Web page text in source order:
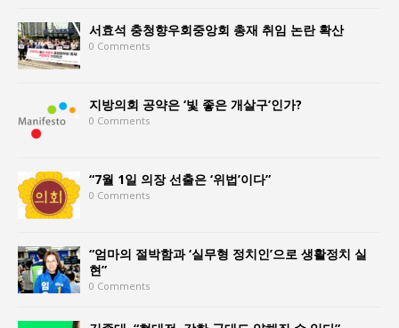
서효석 충청향우회중앙회 총재 취임 논란 확산
0 Comments
지방의회 공약은 ‘빛 좋은 개살구’인가?
0 Comments
“7월 1일 의장 선출은 ‘위법’이다”
0 Comments
“엄마의 절박함과 ‘실무형 정치인’으로 생활정치 실
현”
0 Comments